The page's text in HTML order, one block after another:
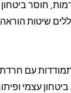
חוסר
שיטות
עם
עצמי